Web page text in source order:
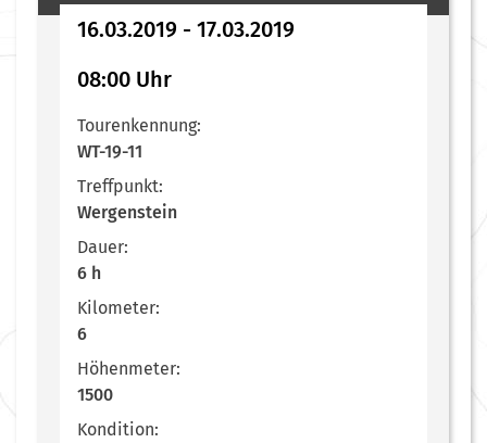
16.03.2019 - 17.03.2019
08:00 Uhr
Tourenkennung:
WT-19-11
Treffpunkt:
Wergenstein
Dauer:
6 h
Kilometer:
6
Höhenmeter:
1500
Kondition: